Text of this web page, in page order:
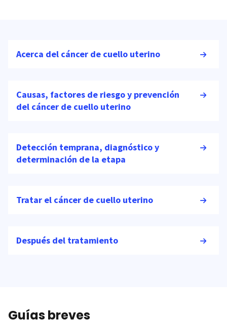
Acerca del cáncer de cuello uterino
Causas, factores de riesgo y prevención
del cáncer de cuello uterino
Detección temprana, diagnóstico y
determinación de la etapa
Tratar el cáncer de cuello uterino
Después del tratamiento
Guías breves